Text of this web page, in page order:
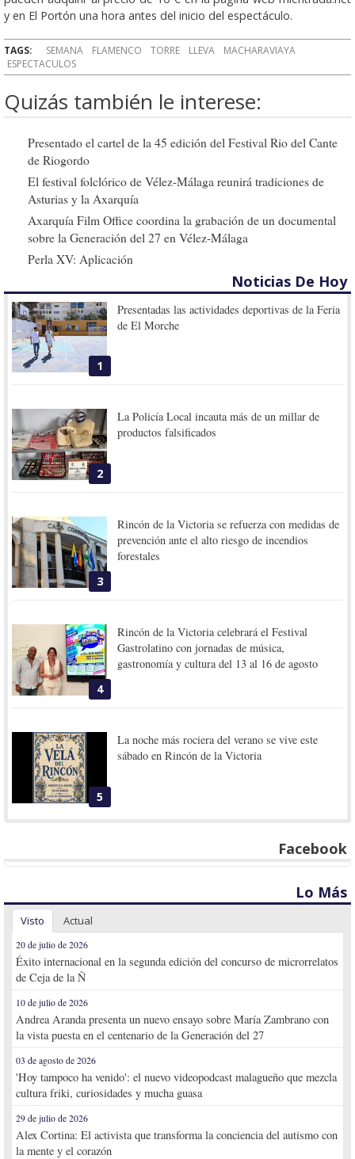
y en El Portón una hora antes del inicio del espectáculo.
TAGS: SEMANA FLAMENCO TORRE LLEVA
MACHARAVIAYA
ESPECTACULOS
Quizás también le interese:
Presentado el cartel de la 45 edición del Festival Rio del Cante
de Riogordo
El festival folclórico de Vélez-Málaga reunirá tradiciones de
Asturias y la Axarquía
Axarquía Film Office coordina la grabación de un documental
sobre la Generación del 27 en Vélez-Málaga
Perla XV: Aplicación
Noticias De Hoy
1
Presentadas las actividades deportivas de la Feria
de El Morche
2
La Policía Local incauta más de un millar de
productos falsificados
3
Rincón de la Victoria se refuerza con medidas de
prevención ante el alto riesgo de incendios
forestales
4
Rincón de la Victoria celebrará el Festival
Gastrolatino con jornadas de música,
gastronomía y cultura del 13 al 16 de agosto
5
La noche más rociera del verano se vive este
sábado en Rincón de la Victoria
Facebook
Lo Más
Visto Actual
20 de julio de 2026
Éxito internacional en la segunda edición del concurso de microrrelatos
de Ceja de la Ñ
10 de julio de 2026
Andrea Aranda presenta un nuevo ensayo sobre María Zambrano con
la vista puesta en el centenario de la Generación del 27
03 de agosto de 2026
'Hoy tampoco ha venido': el nuevo videopodcast malagueño que mezcla
cultura friki, curiosidades y mucha guasa
29 de julio de 2026
Alex Cortina: El activista que transforma la conciencia del autismo con
la mente y el corazón